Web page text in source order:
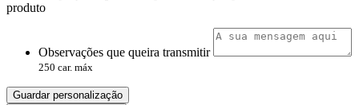
produto
Observações que queira transmitir
250 car. máx
Guardar personalização